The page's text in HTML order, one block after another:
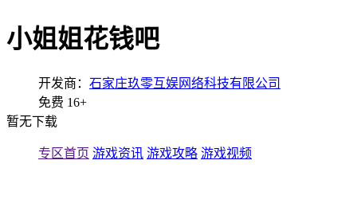
小姐姐花钱吧
开发商： 石家庄玖零互娱网络科技有限公司
免费 16+
暂无下载
专区首页 游戏资讯 游戏攻略 游戏视频